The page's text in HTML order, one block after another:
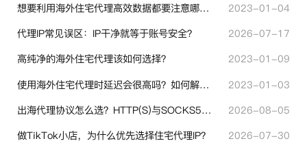
想要利用海外住宅代理高效数据都要注意哪些地方？
2023-01-04
代理IP常见误区：IP干净就等于账号安全？
2026-07-17
高纯净的海外住宅代理该如何选择？
2023-01-09
使用海外住宅代理时延迟会很高吗？如何解决？
2023-01-03
出海代理协议怎么选？HTTP(S)与SOCKS5核心差异与选型技巧
2026-08-05
做TikTok小店，为什么优先选择住宅代理IP？
2026-07-30